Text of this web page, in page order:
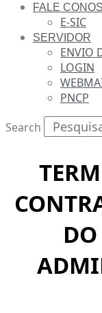
FALE
E-SIC
SERVIDOR
ENVIO
LOGIN
PNCP
Search